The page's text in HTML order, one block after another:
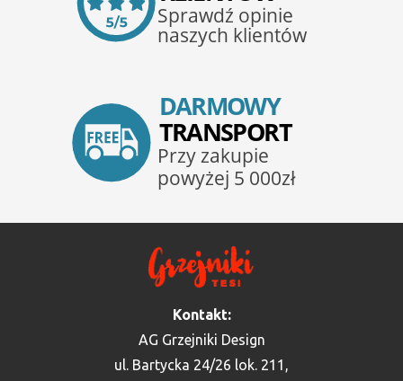
Kontakt:
AG Grzejniki Design
ul. Bartycka 24/26 lok. 211,